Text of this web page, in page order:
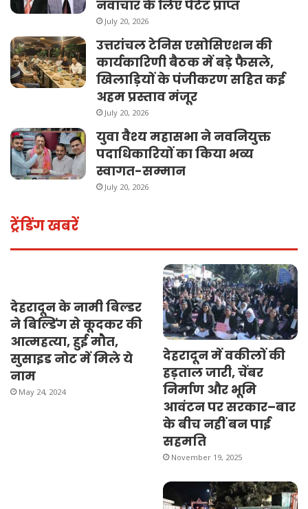
नवाचार के लिए पेटेंट प्राप्त
July 20, 2026
उत्तरांचल टेनिस एसोसिएशन की
कार्यकारिणी बैठक में बड़े फैसले,
खिलाड़ियों के पंजीकरण सहित कई
अहम प्रस्ताव मंजूर
July 20, 2026
युवा वैश्य महासभा ने नवनियुक्त
पदाधिकारियों का किया भव्य
स्वागत-सम्मान
July 20, 2026
ट्रेंडिंग खबरें
देहरादून के नामी बिल्डर
ने बिल्डिंग से कूदकर की
आत्महत्या, हुई मौत,
सुसाइड नोट में मिले ये
नाम
May 24, 2024
देहरादून में वकीलों की
हड़ताल जारी, चेंबर
निर्माण और भूमि
आवंटन पर सरकार–बार
के बीच नहीं बन पाई
सहमति
November 19, 2025